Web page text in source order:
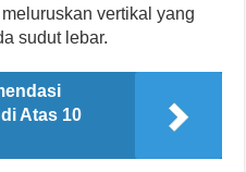
vertikal yang
sudut lebar.
Atas 10